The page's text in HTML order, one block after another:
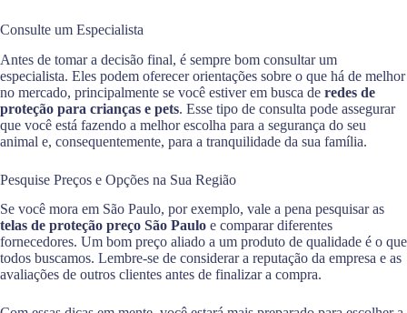
Consulte um Especialista
Antes de tomar a decisão final, é sempre bom consultar um
especialista. Eles podem oferecer orientações sobre o que há de melhor
no mercado, principalmente se você estiver em busca de redes de
proteção para crianças e pets. Esse tipo de consulta pode assegurar
que você está fazendo a melhor escolha para a segurança do seu
animal e, consequentemente, para a tranquilidade da sua família.
Pesquise Preços e Opções na Sua Região
Se você mora em São Paulo, por exemplo, vale a pena pesquisar as
telas de proteção preço São Paulo e comparar diferentes
fornecedores. Um bom preço aliado a um produto de qualidade é o que
todos buscamos. Lembre-se de considerar a reputação da empresa e as
avaliações de outros clientes antes de finalizar a compra.